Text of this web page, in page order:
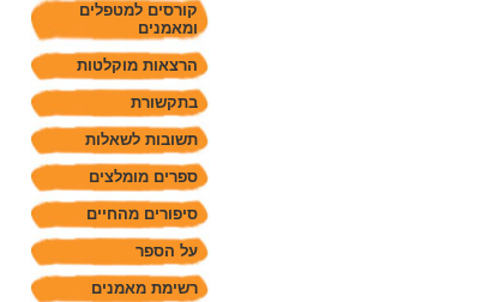
קורסים למטפלים
ומאמנים
הרצאות מוקלטות
בתקשורת
תשובות לשאלות
ספרים מומלצים
סיפורים מהחיים
על הספר
רשימת מאמנים